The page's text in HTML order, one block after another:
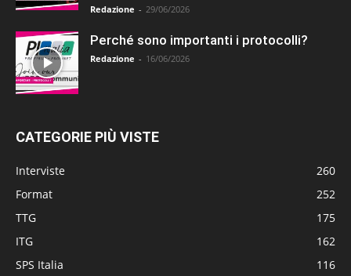
Redazione - 29/06/2026
Perché sono importanti i protocolli?
Redazione - 16/06/2026
CATEGORIE PIÙ VISTE
Interviste
260
Format
252
TTG
175
ITG
162
SPS Italia
116